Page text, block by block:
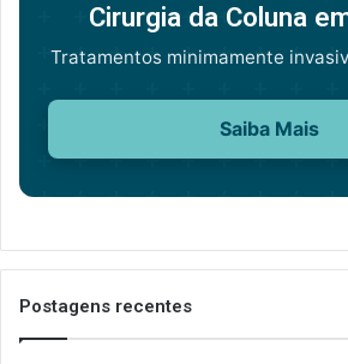
Cirurgia da Coluna
Tratamentos minimamente
Saiba Mais
Postagens recentes